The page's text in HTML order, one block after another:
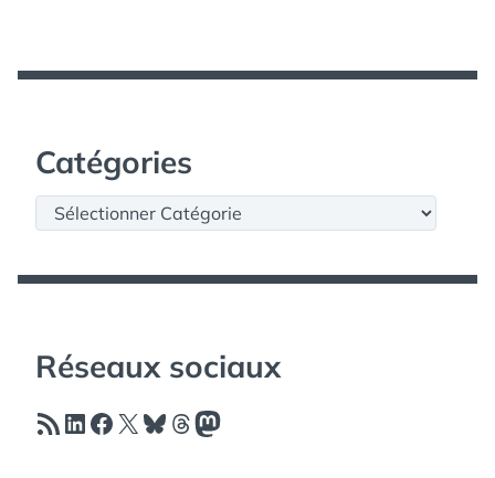
Catégories
Catégories
Réseaux sociaux
Flux RSSLinkedIn
Facebook
X Bluesky
Threads
Mastodon